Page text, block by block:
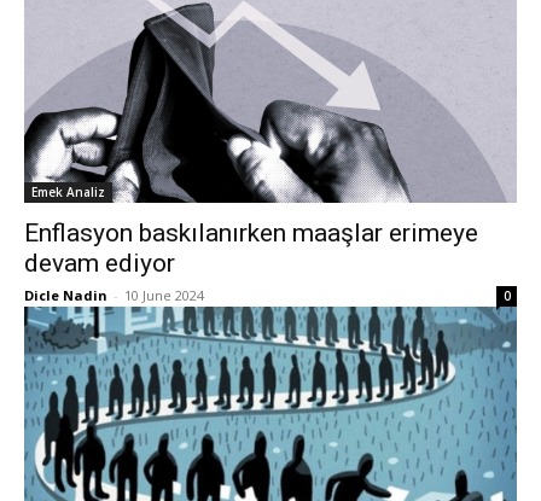
Emek Analiz
Enflasyon baskılanırken maaşlar erimeye
devam ediyor
Dicle Nadin - 10 June 2024 0